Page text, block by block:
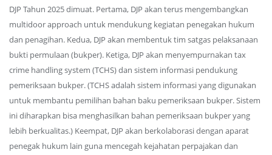
DJP Tahun 2025 dimuat. Pertama, DJP akan terus mengembangkan
multidoor approach untuk mendukung kegiatan penegakan hukum
dan penagihan. Kedua, DJP akan membentuk tim satgas pelaksanaan
bukti permulaan (bukper). Ketiga, DJP akan menyempurnakan tax
crime handling system (TCHS) dan sistem informasi pendukung
pemeriksaan bukper. (TCHS adalah sistem informasi yang digunakan
untuk membantu pemilihan bahan baku pemeriksaan bukper. Sistem
ini diharapkan bisa menghasilkan bahan pemeriksaan bukper yang
lebih berkualitas.) Keempat, DJP akan berkolaborasi dengan aparat
penegak hukum lain guna mencegah kejahatan perpajakan dan